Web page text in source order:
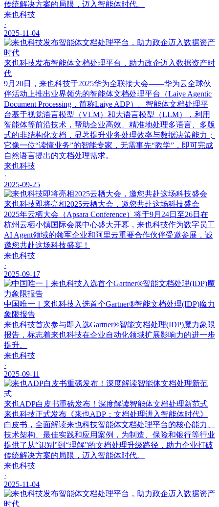
传统解决方案的局限，迈入智能体时代。
来也科技
·
2025-11-04
来也科技发布智能体文档处理平台，助力政企迈入数据资产时
代
9月20日，来也科技于2025华为全联接大会——华为云全球伙
伴活动上推出业界领先的智能体文档处理平台（Laiye Agentic
Document Processing，简称Laiye ADP）。智能体文档处理平
台基于视觉语言模型（VLM）和大语言模型（LLM），利用
智能体等前沿技术，帮助企业高效、精准地处理多语言、多版
式的非结构化文档，显著提升业务处理效率与数据决策能力；
它像一位“读懂业务”的智能专家，无需事先“教学”，即可完成
自然语言提出的文档处理需求。
来也科技
·
2025-09-25
来也科技即将亮相2025云栖大会，邀您共赴这场科技盛会
2025年云栖大会（Apsara Conference）将于9月24日至26日在
杭州云栖小镇国际会展中心盛大开幕，来也科技作为数字员工
AI Agent领域的领军企业和阿里云重要合作伙伴受邀参展，诚
邀您共赴这场科技盛宴！
来也科技
·
2025-09-17
中国唯一｜来也科技入选首个Gartner®智能文档处理(IDP)魔力
象限报告
来也科技首次参与即入选Gartner®智能文档处理(IDP)魔力象限
报告，标志着来也科技在企业自动化领域扩展影响力的进一步
提升。
来也科技
·
2025-09-11
来也ADP白皮书重磅发布！深度解读智能体文档处理新范式
来也科技正式发布《来也ADP：文档处理进入智能体时代》
白皮书，全面解读来也科技智能体文档处理平台的核心能力、
技术架构、最佳实践和应用案例，为制造、保险和银行等行业
提供了从“识别”到“理解”的文档处理升级路径，助力企业打破
传统解决方案的局限，迈入智能体时代。
来也科技
·
2025-11-04